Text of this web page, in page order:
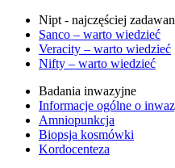
Nipt - najczęściej
Sanco – warto wiedzieć
Veracity – warto wiedzieć
Nifty – warto wiedzieć
Badania inwazyjne
Informacje ogólne o
Amniopunkcja
Biopsja kosmówki
Kordocenteza